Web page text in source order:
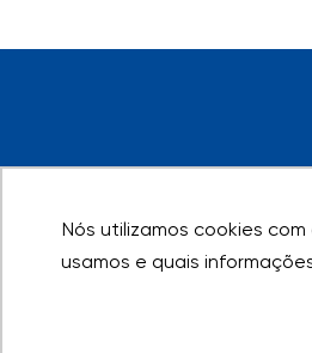
Nós utilizamos cookies
usamos e quais
Nós utilizamos cookies
usamos e quais